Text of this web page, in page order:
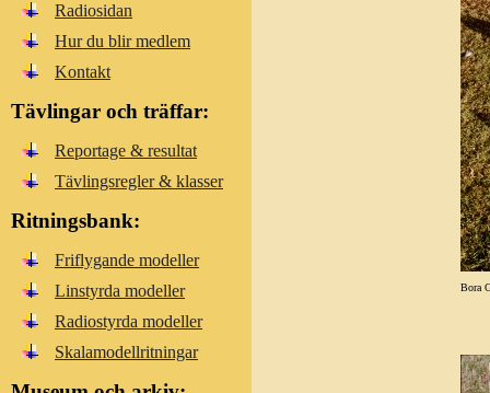
Bora
Radiosidan
Hur du blir medlem
Kontakt
Tävlingar och träffar:
Reportage & resultat
Tävlingsregler & klasser
Ritningsbank:
Friflygande modeller
Linstyrda modeller
Radiostyrda modeller
Skalamodellritningar